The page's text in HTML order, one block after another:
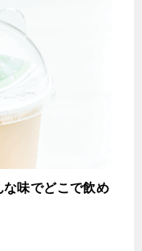
味でどこで飲め